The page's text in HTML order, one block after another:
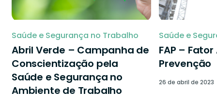
Saúde e Segurança no Trabalho
Abril Verde – Campanha de
Conscientização pela
Saúde e Segurança no
Ambiente de Trabalho
Saúde e
FAP –
Prevenção
26 de abril de 2023